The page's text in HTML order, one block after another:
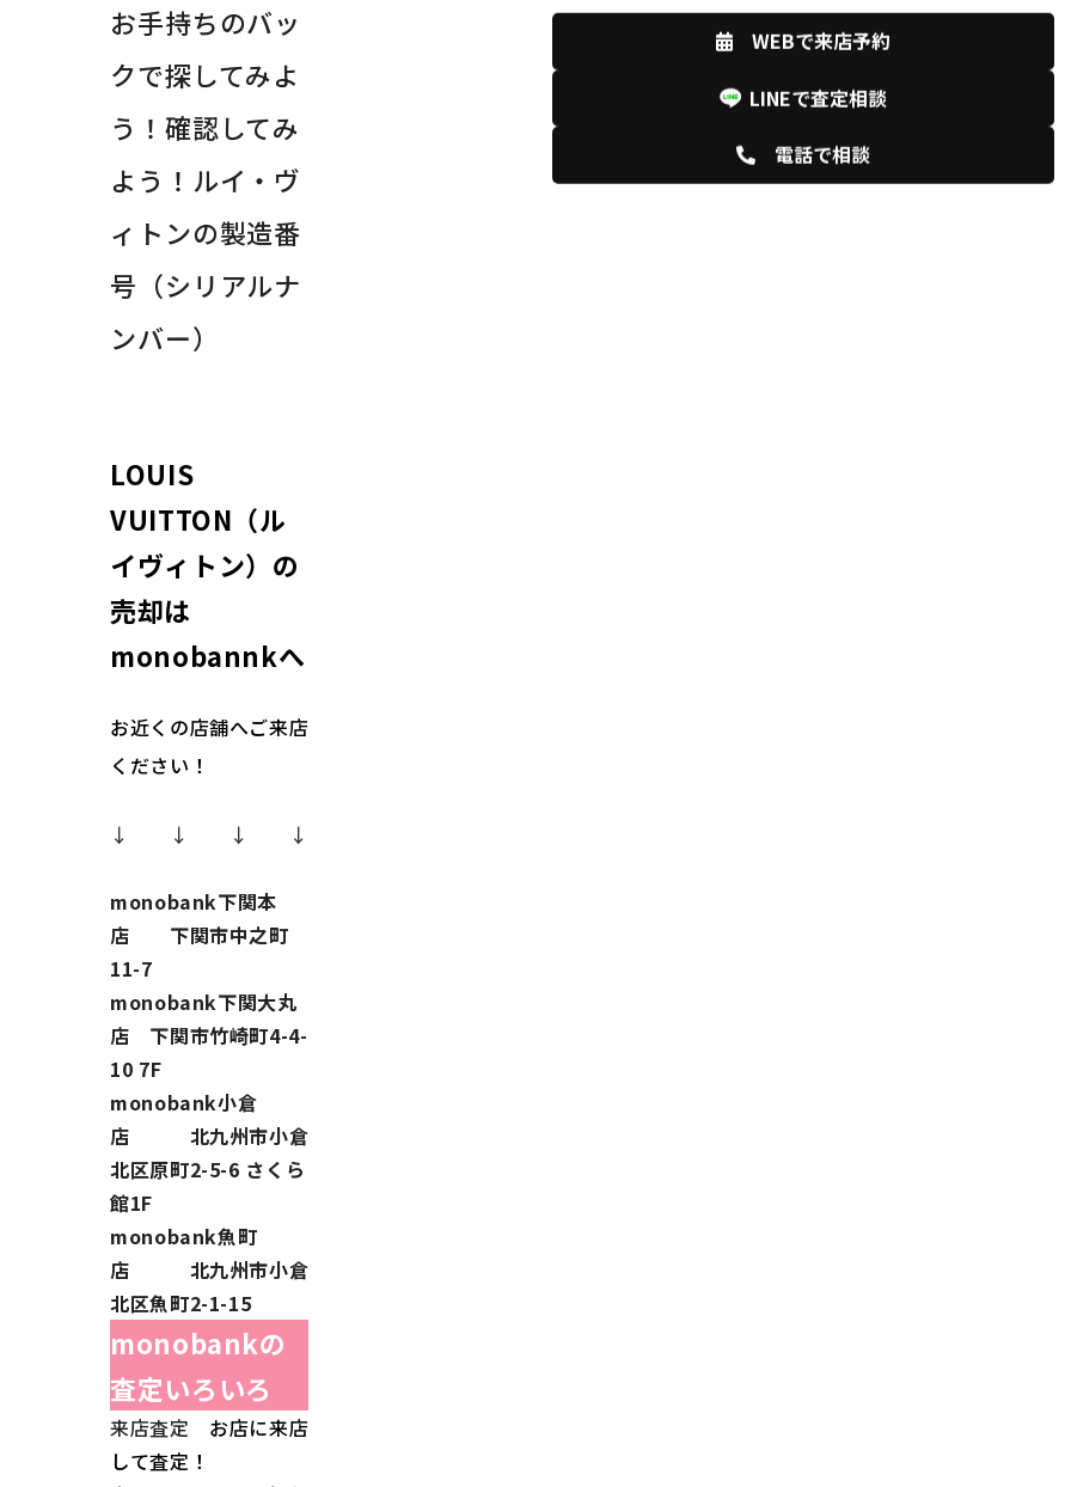
お手持ちのバッ
クで探してみよ
う！確認してみ
よう！ルイ・ヴ
ィトンの製造番
号（シリアルナ
ンバー）
LOUIS
VUITTON（ル
イヴィトン）の
売却は
monobannkへ
お近くの店舗へご来店
ください！
↓ ↓ ↓ ↓
monobank下関本
店 下関市中之町
11-7
monobank下関大丸
店 下関市竹崎町4-4-
10 7F
monobank小倉
店 北九州市小倉
北区原町2-5-6 さくら
館1F
monobank魚町
店 北九州市小倉
北区魚町2-1-15
monobankの
査定いろいろ
来店査定 お店に来店
して査定！
WEBで来店予約
LINEで査定相談
電話で相談